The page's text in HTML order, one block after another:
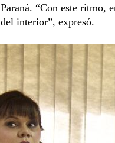
Paraná. “Con este ritmo,
del interior”, expresó.